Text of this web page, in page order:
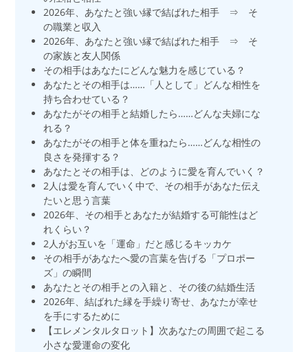
2026年、あなたと強い縁で結ばれた相手 ⇒ そ
の職業と収入
2026年、あなたと強い縁で結ばれた相手 ⇒ そ
の家族と友人関係
その相手はあなたにどんな魅力を感じている？
あなたとその相手は……「人として」どんな相性を
持ち合わせている？
あなたがその相手と結婚したら……どんな夫婦にな
れる？
あなたがその相手と体を重ねたら……どんな相性の
良さを発揮する？
あなたとその相手は、どのように愛を育んでいく？
2人は愛を育んでいく中で、その相手があなた伝え
たいと思う言葉
2026年、その相手とあなたが結婚する可能性はど
れくらい？
2人がお互いを「運命」だと感じるキッカケ
その相手があなたへ愛の言葉を告げる「プロポー
ズ」の瞬間
あなたとその相手との入籍と、その後の結婚生活
2026年、結ばれた縁を手繰り寄せ、あなたが幸せ
を手にするために
【エレメンタルタロット】次あなたの周囲で起こる
小さな愛運命の変化